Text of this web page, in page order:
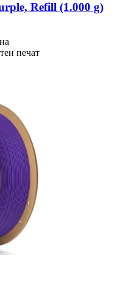
Refill (1.000 g)
печат